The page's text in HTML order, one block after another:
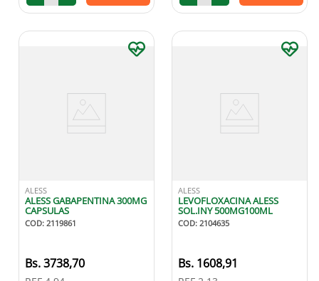
ALESS
ALESS GABAPENTINA 300MG
CAPSULAS
COD: 2119861
3738,70
ALESS
LEVOFLOXACINA ALESS
SOL.INY 500MG100ML
COD: 2104635
1608,91